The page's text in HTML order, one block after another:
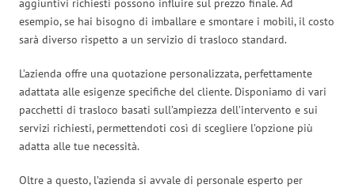
aggiuntivi richiesti possono influire sul prezzo finale. Ad
esempio, se hai bisogno di imballare e smontare i mobili, il costo
sarà diverso rispetto a un servizio di trasloco standard.
L’azienda offre una quotazione personalizzata, perfettamente
adattata alle esigenze specifiche del cliente. Disponiamo di vari
pacchetti di trasloco basati sull’ampiezza dell’intervento e sui
servizi richiesti, permettendoti così di scegliere l’opzione più
adatta alle tue necessità.
Oltre a questo, l’azienda si avvale di personale esperto per